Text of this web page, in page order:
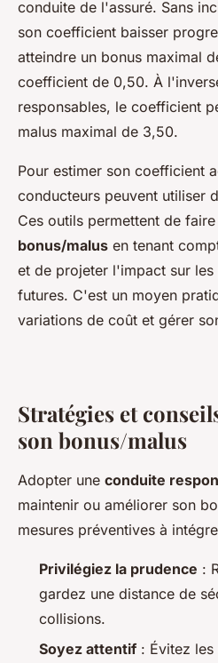
conduite de l'assuré. Sans
son coefficient baisser
atteindre un bonus maximal
coefficient de 0,50. À
responsables, le coefficient
malus maximal de 3,50.
Pour estimer son coefficient
conducteurs peuvent utiliser
Ces outils permettent de faire
bonus/malus en tenant
et de projeter l'impact sur
futures. C'est un moyen
variations de coût et gérer
Stratégies et
son bonus/malus
Adopter une conduite
maintenir ou améliorer son
mesures préventives à
Privilégiez la prudence :
gardez une distance de
collisions.
Soyez attentif : Évitez